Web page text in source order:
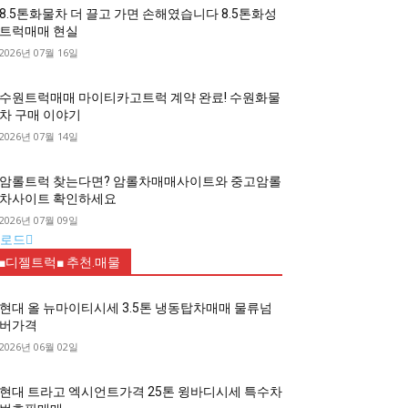
8.5톤화물차 더 끌고 가면 손해였습니다 8.5톤화성
트럭매매 현실
2026년 07월 16일
수원트럭매매 마이티카고트럭 계약 완료! 수원화물
차 구매 이야기
2026년 07월 14일
암롤트럭 찾는다면? 암롤차매매사이트와 중고암롤
차사이트 확인하세요
2026년 07월 09일
드
디젤트럭■ 추천.매물
현대 올 뉴마이티시세 3.5톤 냉동탑차매매 물류넘
버가격
2026년 06월 02일
현대 트라고 엑시언트가격 25톤 윙바디시세 특수차